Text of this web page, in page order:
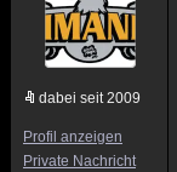
dabei seit 2009
Profil anzeigen
Private Nachricht